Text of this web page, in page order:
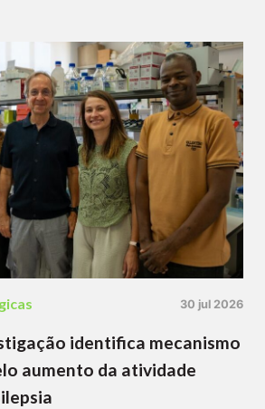
30 jul 2026
identifica mecanismo
aumento da atividade